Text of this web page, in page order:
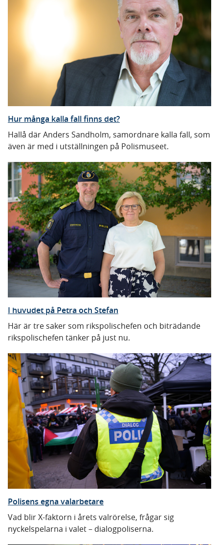
Hur många kalla fall finns det?
Hallå där Anders Sandholm, samordnare kalla fall, som
även är med i utställningen på Polismuseet.
I huvudet på Petra och Stefan
Här är tre saker som rikspolischefen och biträdande
rikspolischefen tänker på just nu.
Polisens egna valarbetare
Vad blir X-faktorn i årets valrörelse, frågar sig
nyckelspelarna i valet – dialogpoliserna.